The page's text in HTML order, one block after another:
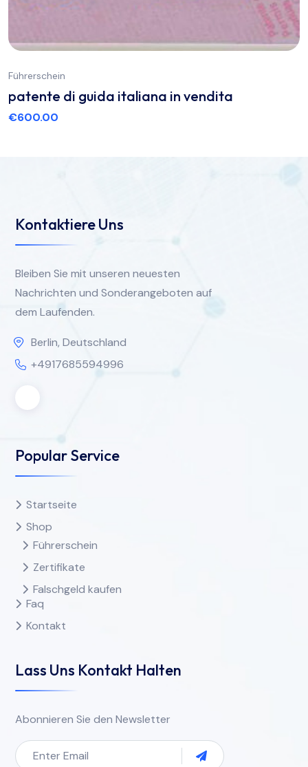
Führerschein
patente di guida italiana in vendita
€600.00
Kontaktiere Uns
Bleiben Sie mit unseren neuesten
Nachrichten und Sonderangeboten auf
dem Laufenden.
Berlin, Deutschland
+4917685594996
Popular Service
Startseite
Shop
Führerschein
Zertifikate
Falschgeld kaufen
Faq
Kontakt
Lass Uns Kontakt Halten
Abonnieren Sie den Newsletter